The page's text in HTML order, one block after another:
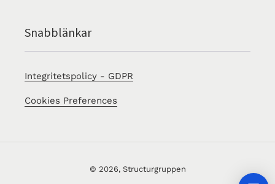
Snabblänkar
Integritetspolicy - GDPR
Cookies Preferences
© 2026, Structurgruppen